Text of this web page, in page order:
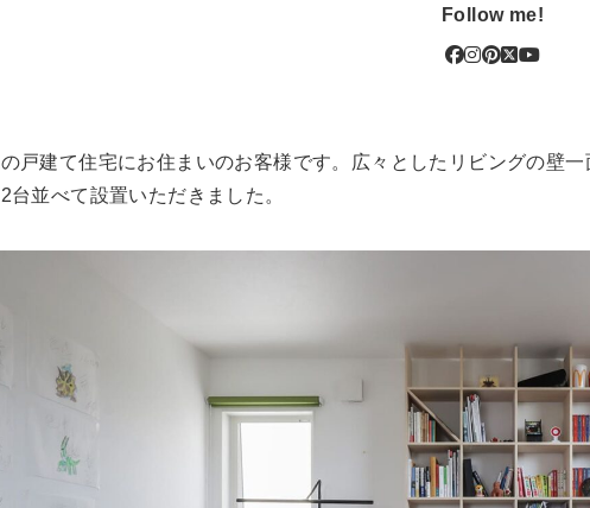
Follow me!
戸建て住宅にお住まいのお客様です。広々としたリビングの壁一
2台並べて設置いただきました。